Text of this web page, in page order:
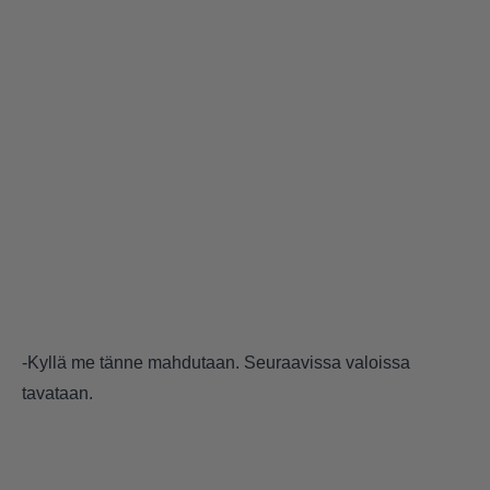
-Kyllä me tänne mahdutaan. Seuraavissa valoissa
tavataan.